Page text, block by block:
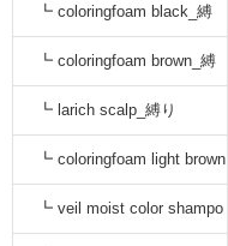
oo_縛り
┗ coloringfoam black_縛
り
┗ coloringfoam brown_縛
り
┗ larich scalp_縛り
┗ coloringfoam light brown
_縛り
┗ veil moist color shampo